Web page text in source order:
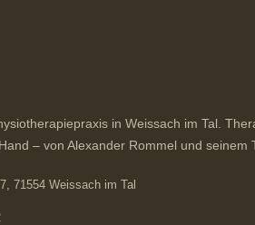
in Weissach im Tal.
– von Alexander Rommel und seinem
71554 Weissach im Tal